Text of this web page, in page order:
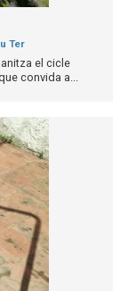
Ter
el cicle
convida a...